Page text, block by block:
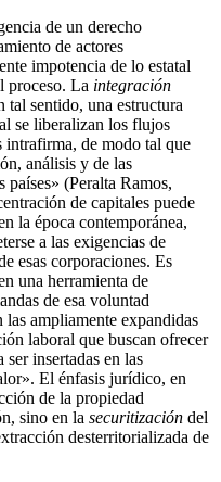
de un derecho
de actores
impotencia de lo estatal
proceso. La integración
tal sentido, una estructura
se liberalizan los flujos
intrafirma, de modo tal que
análisis y de las
países» (Peralta Ramos,
de capitales puede
la época contemporánea,
a las exigencias de
esas corporaciones. Es
una herramienta de
de esa voluntad
ampliamente expandidas
laboral que buscan ofrecer
ser insertadas en las
El énfasis jurídico, en
de la propiedad
sino en la securitización del
desterritorializada de